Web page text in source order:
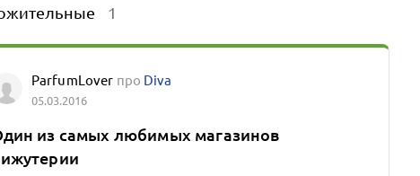
1
ParfumLover про Diva
05.03.2016
из самых любимых магазинов